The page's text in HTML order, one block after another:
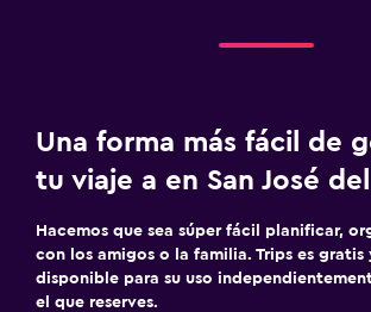
Una forma más fácil de
tu viaje a en San José
Hacemos que sea súper fácil planificar,
con los amigos o la familia. Trips es gratis
disponible para su uso
el que reserves.